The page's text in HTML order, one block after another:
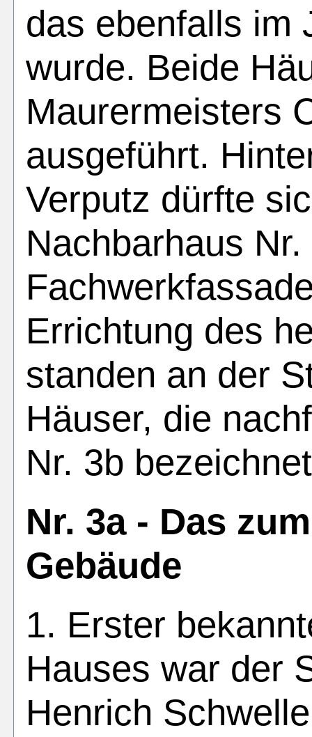
das ebenfalls im
wurde. Beide
Maurermeisters
ausgeführt.
Verputz dürfte
Nachbarhaus
Errichtung des
standen an der
Häuser, die
Nr. 3b
Nr. 3a - Das
Gebäude
1. Erster
Hauses war der
Henrich